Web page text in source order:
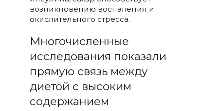
возникновению воспаления и
окислительного стресса.
Многочисленные
исследования показали
прямую связь между
диетой с высоким
содержанием